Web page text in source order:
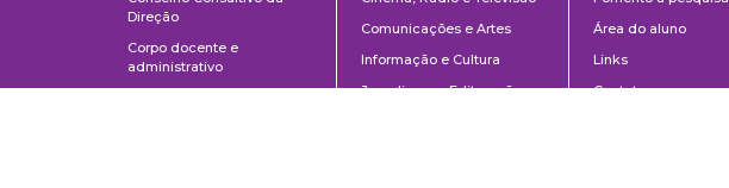
Direção
Corpo docente e
administrativo
Comunicações e Artes
Informação e Cultura
Jornalismo e Editoração
Área do aluno
Links
Contato